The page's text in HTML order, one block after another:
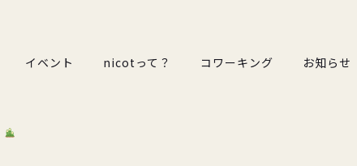
イベント nicotって？ コワーキング お知らせ